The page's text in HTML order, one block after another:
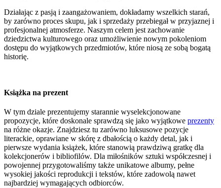
Działając z pasją i zaangażowaniem, dokładamy wszelkich starań,
by zarówno proces skupu, jak i sprzedaży przebiegał w przyjaznej i
profesjonalnej atmosferze. Naszym celem jest zachowanie
dziedzictwa kulturowego oraz umożliwienie nowym pokoleniom
dostępu do wyjątkowych przedmiotów, które niosą ze sobą bogatą
historię.
Książka na prezent
W tym dziale prezentujemy starannie wyselekcjonowane
propozycje, które doskonale sprawdzą się jako wyjątkowe prezenty
na różne okazje. Znajdziesz tu zarówno luksusowe pozycje
literackie, oprawiane w skórę z dbałością o każdy detal, jak i
pierwsze wydania książek, które stanowią prawdziwą gratkę dla
kolekcjonerów i bibliofilów. Dla miłośników sztuki współczesnej i
powojennej przygotowaliśmy także unikatowe albumy, pełne
wysokiej jakości reprodukcji i tekstów, które zadowolą nawet
najbardziej wymagających odbiorców.